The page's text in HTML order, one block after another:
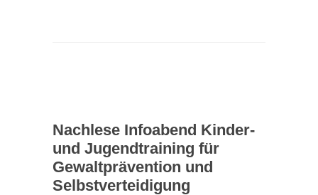
Nachlese Infoabend Kinder-
und Jugendtraining für
Gewaltprävention und
Selbstverteidigung